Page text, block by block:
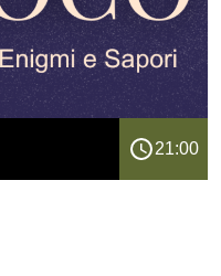
21:00